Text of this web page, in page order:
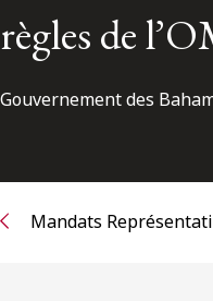
Réseau des anciens
Contactez-nous
S’abonner aux articles
règles de
Gouvernement des
Mandats